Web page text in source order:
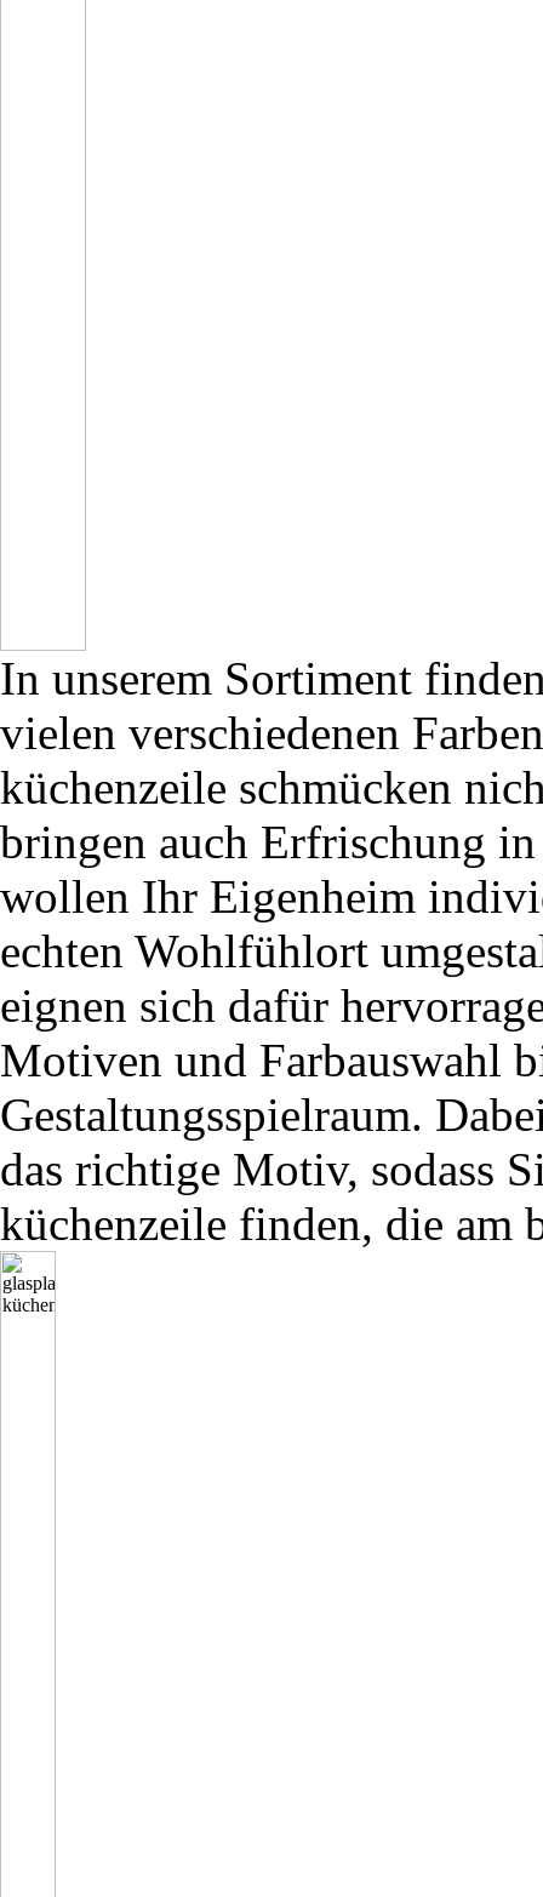
In unserem Sortiment
vielen verschiedenen
küchenzeile schmücken
bringen auch Erfrischung
wollen Ihr Eigenheim
echten Wohlfühlort
eignen sich dafür
Motiven und Farbauswahl
Gestaltungsspielraum.
das richtige Motiv, sodass
küchenzeile finden, die am